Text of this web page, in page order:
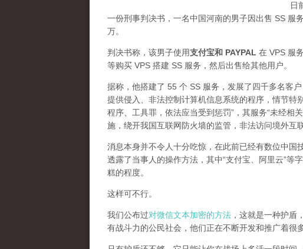
日
一份刑事判决书，一名中国河南的男子因出售 SS 服
万。
判决书称，该男子使用支付宝和 PAYPAL 在 VPS 服
等购买 VPS 搭建 SS 服务，然后出售给其他用户。
据称，他搭建了 55 个 SS 服务，发展了四千多名客
提供侵入、非法控制计算机信息系统的程序，情节
程序、工具罪，依法应当受到惩罚”，其服务“未经相
施，绕开我国互联网防火墙的监管，非法访问境外互
消息本身并不令人十分吃惊，在此前已经有数位中国
透露了当事人的操作方法，其中“支付宝、阿里云”等
糕的程度。
这样可不行。
我们公布过对微信文本加密的方法 ，这就是一种护盾
有战斗力的公民社会，他们正在不断开发和推广着很